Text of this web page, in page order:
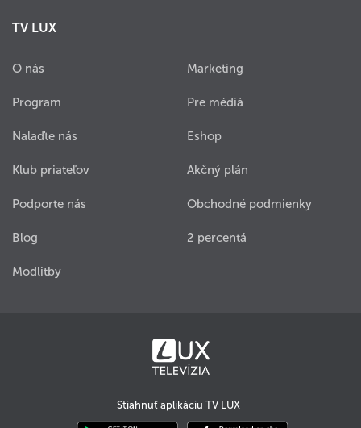
TV LUX
O nás
Program
Nalaďte nás
Klub priateľov
Podporte nás
Blog
Modlitby
Marketing
Pre médiá
Eshop
Akčný plán
Obchodné podmienky
2 percentá
Stiahnuť aplikáciu TV LUX